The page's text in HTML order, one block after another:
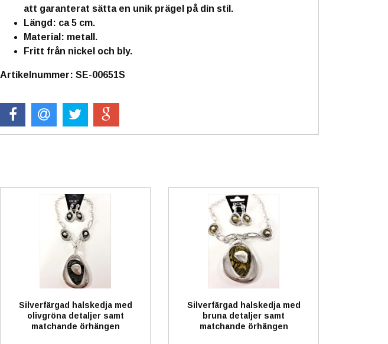
att garanterat sätta en unik prägel på din stil.
Längd: ca 5 cm.
Material: metall.
Fritt från nickel och bly.
Artikelnummer: SE-00651S
Silverfärgad halskedja med
olivgröna detaljer samt
matchande örhängen
Silverfärgad halskedja med
bruna detaljer samt
matchande örhängen